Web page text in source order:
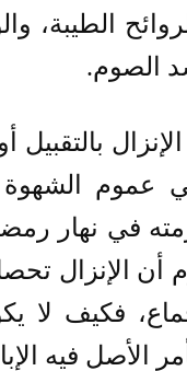
الطيبة،
الصوم.
بالتقبيل
عموم الشهوة
في نهار
أن الإنزال
فكيف لا
الأصل فيه